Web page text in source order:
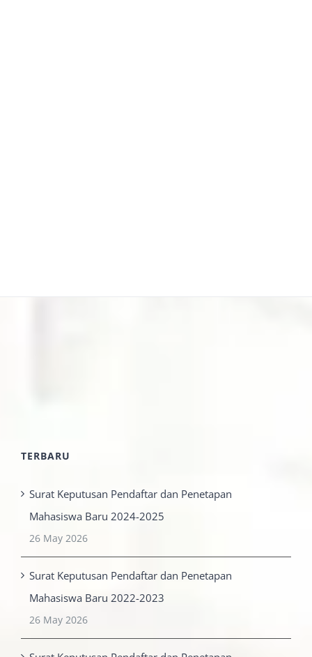
TERBARU
Surat Keputusan Pendaftar dan Penetapan
Mahasiswa Baru 2024-2025
26 May 2026
Surat Keputusan Pendaftar dan Penetapan
Mahasiswa Baru 2022-2023
26 May 2026